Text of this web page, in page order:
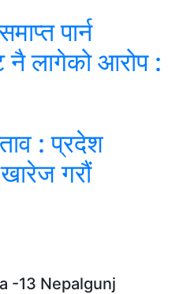
पार्न
लागेको आरोप :
: प्रदेश
गरौं
-13 Nepalgunj